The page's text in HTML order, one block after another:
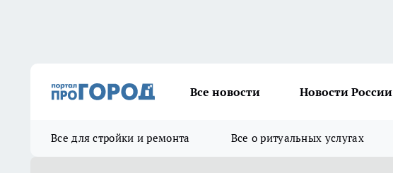
Все новости Новости России
Все для стройки и ремонта Все о ритуальных услугах